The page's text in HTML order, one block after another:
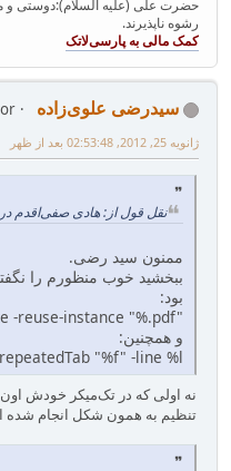
حضرت علی (علیه السلام):دوستی و
رشوه ناپذیرند.
سیدرضی علوی‌زاده
ژانویه 25, 2012, 02:53:48 بعد از ظهر
نقل قول از: هادی صفی‌اقدم در ژانویه 25, 2012,
ممنون سید رضی.
ببخشید خوب منظورم را
بود:
-reuse-instance "%.pdf"‬
و همچنین:
"%f" -line %l‬
نه اولی که در تک‌میکر خودش
تنظیم به همون شکل انجام